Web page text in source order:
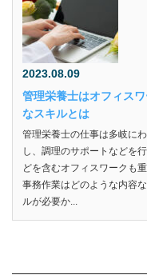
2023.08.09
管理栄養士はオフィス
なスキルとは
管理栄養士の仕事は多岐に
し、調理のサポートなどを
どを含むオフィスワークも
事務作業はどのような内容
ルが必要か...